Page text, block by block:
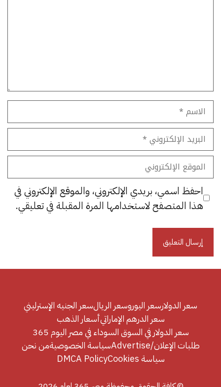
الاسم
البريد
الإلكتروني
الموقع
الإلكتروني
احفظ اسمي، بريدي الإلكتروني، والموقع الإلكتروني في
هذا المتصفح لاستخدامها المرة المقبلة في تعليقي.
سعر الدولارسعر اليوروسعر الريالسعر الجنيه الإسترليني
سعر الدرهم الإماراتيأسعار الذهب
سعر الدولار في السوق السوداء في مصر اليوم 365
طلبات الإعلان/Advertise
سياسة الخصوصيةمن نحن
سياسة Cookies
DMCA Policy